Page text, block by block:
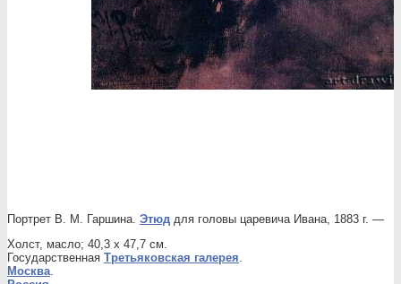
Портрет В. М. Гаршина. Этюд для головы царевича Ивана, 1883 г. —
Холст, масло; 40,3 х 47,7 см.
Государственная Третьяковская галерея.
Москва.